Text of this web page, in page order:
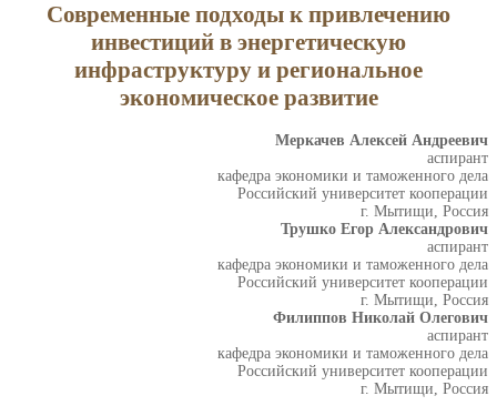
Современные подходы к привлечению
инвестиций в энергетическую
инфраструктуру и региональное
экономическое развитие
Меркачев Алексей Андреевич
аспирант
кафедра экономики и таможенного дела
Российский университет кооперации
г. Мытищи, Россия
Трушко Егор Александрович
аспирант
кафедра экономики и таможенного дела
Российский университет кооперации
г. Мытищи, Россия
Филиппов Николай Олегович
аспирант
кафедра экономики и таможенного дела
Российский университет кооперации
г. Мытищи, Россия